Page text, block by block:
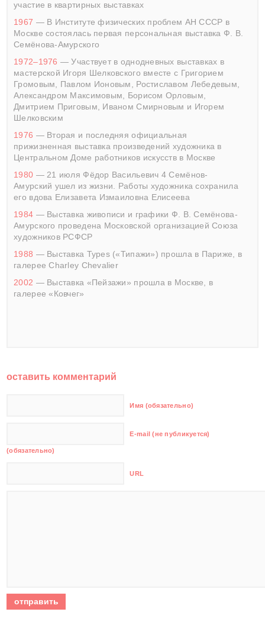
участие в квартирных выставках
1967 — В Институте физических проблем АН СССР в
Москве состоялась первая персональная выставка Ф. В.
Семёнова-Амурского
1972–1976 — Участвует в однодневных выставках в
мастерской Игоря Шелковского вместе с Григорием
Громовым, Павлом Ионовым, Ростиславом Лебедевым,
Александром Максимовым, Борисом Орловым,
Дмитрием Приговым, Иваном Смирновым и Игорем
Шелковским
1976 — Вторая и последняя официальная
прижизненная выставка произведений художника в
Центральном Доме работников искусств в Москве
1980 — 21 июля Фёдор Васильевич 4 Семёнов-
Амурский ушел из жизни. Работы художника сохранила
его вдова Елизавета Измаиловна Елисеева
1984 — Выставка живописи и графики Ф. В. Семёнова-
Амурского проведена Московской организацией Союза
художников РСФСР
1988 — Выставка Types («Типажи») прошла в Париже, в
галерее Charley Chevalier
2002 — Выставка «Пейзажи» прошла в Москве, в
галерее «Ковчег»
оставить комментарий
Имя (обязательно)
E-mail (не публикуется)
(обязательно)
URL